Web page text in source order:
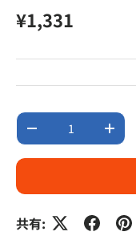
定価
¥1,331
数量
数量を減らす
数量
共有: